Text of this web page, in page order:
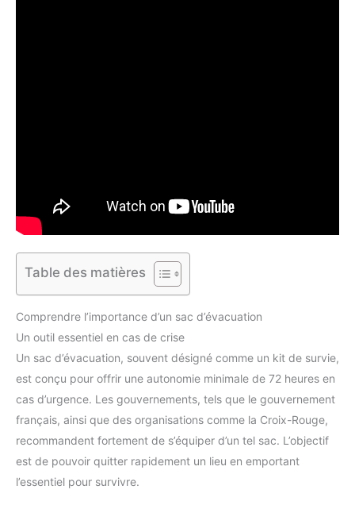
Table des matières
Comprendre l’importance d’un sac d’évacuation
Un outil essentiel en cas de crise
Un sac d’évacuation, souvent désigné comme un kit de survie,
est conçu pour offrir une autonomie minimale de 72 heures en
cas d’urgence. Les gouvernements, tels que le gouvernement
français, ainsi que des organisations comme la Croix-Rouge,
recommandent fortement de s’équiper d’un tel sac. L’objectif
est de pouvoir quitter rapidement un lieu en emportant
l’essentiel pour survivre.